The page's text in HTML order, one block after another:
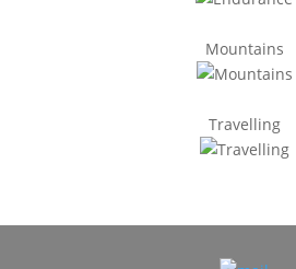
Mountains
Travelling